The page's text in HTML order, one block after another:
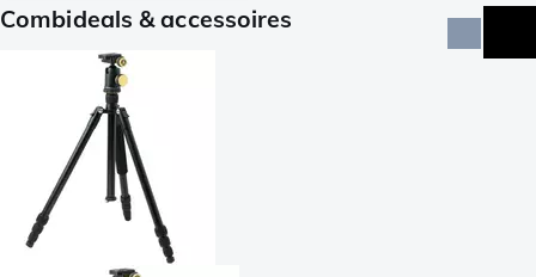
Combideals & accessoires